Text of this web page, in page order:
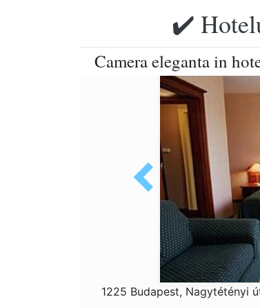
✔️
Camera eleganta in
1225 Budapest, Nagytétényi